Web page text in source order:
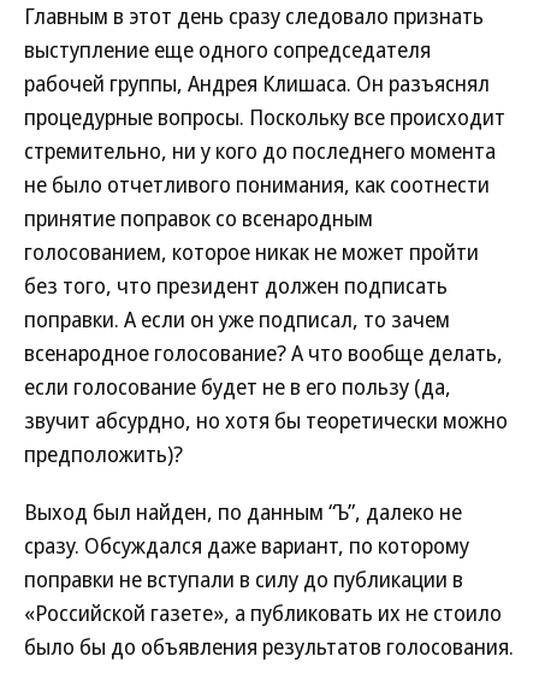
Главным в этот день сразу следовало признать
выступление еще одного сопредседателя
рабочей группы, Андрея Клишаса. Он разъяснял
процедурные вопросы. Поскольку все происходит
стремительно, ни у кого до последнего момента
не было отчетливого понимания, как соотнести
принятие поправок со всенародным
голосованием, которое никак не может пройти
без того, что президент должен подписать
поправки. А если он уже подписал, то зачем
всенародное голосование? А что вообще делать,
если голосование будет не в его пользу (да,
звучит абсурдно, но хотя бы теоретически можно
предположить)?
Выход был найден, по данным “Ъ”, далеко не
сразу. Обсуждался даже вариант, по которому
поправки не вступали в силу до публикации в
«Российской газете», а публиковать их не стоило
было бы до объявления результатов голосования.